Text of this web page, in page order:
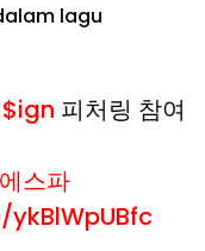
lagu
$ign 피처링 참여
스파